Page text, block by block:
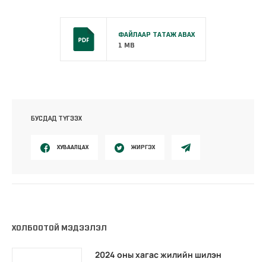
ФАЙЛААР ТАТАЖ АВАХ
1 MB
БУСДАД ТҮГЭЭХ
ХУВААЛЦАХ ЖИРГЭХ
ХОЛБООТОЙ МЭДЭЭЛЭЛ
2024 оны хагас жилийн шилэн